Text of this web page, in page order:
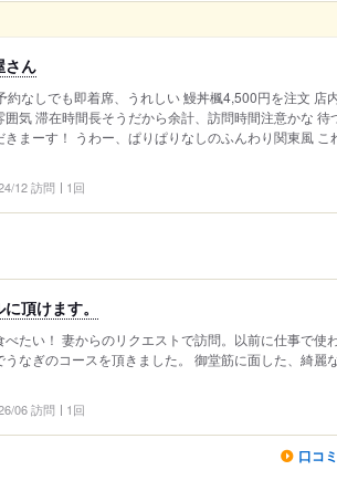
さん
約なしでも即着席、うれしい 鰻丼楓4,500円を注文 店
気 滞在時間長そうだから余計、訪問時間注意かな 待
まーす！ うわー、ぱりぱりなしのふんわり関東風 こ
12 訪問 1回
頂けます。
たい！ 妻からのリクエストで訪問。以前に仕事で使
なぎのコースを頂きました。 御堂筋に面した、綺麗
06 訪問 1回
口コミ